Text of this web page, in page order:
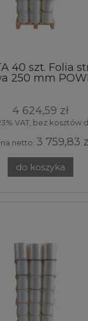
40 szt. Folia
250 mm
4 624,59 zł
VAT, bez kosztów
netto: 3 759,83
do koszyka